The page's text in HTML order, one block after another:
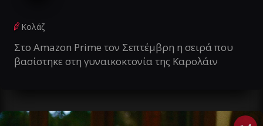
Κολάζ
Στο Amazon Prime τον Σεπτέμβρη η σειρά που
βασίστηκε στη γυναικοκτονία της Καρολάιν